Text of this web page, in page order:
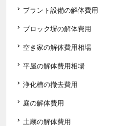
プラント設備の解体費用
ブロック塀の解体費用
空き家の解体費用相場
平屋の解体費用相場
浄化槽の撤去費用
庭の解体費用
土蔵の解体費用